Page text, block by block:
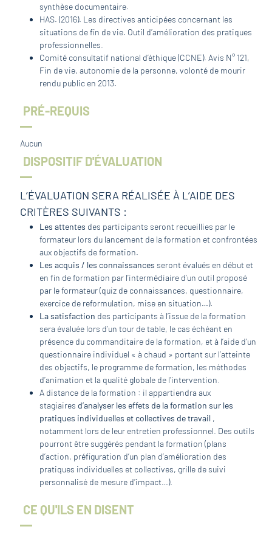
synthèse documentaire.
HAS. (2016). Les directives anticipées concernant les
situations de fin de vie. Outil d’amélioration des pratiques
professionnelles.
Comité consultatif national d’éthique (CCNE). Avis N° 121,
Fin de vie, autonomie de la personne, volonté de mourir
rendu public en 2013.
PRÉ-REQUIS
Aucun
DISPOSITIF D'ÉVALUATION
L’ÉVALUATION SERA RÉALISÉE À L’AIDE DES
CRITÈRES SUIVANTS :
Les attentes des participants seront recueillies par le
formateur lors du lancement de la formation et confrontées
aux objectifs de formation.
Les acquis / les connaissances seront évalués en début et
en fin de formation par l’intermédiaire d’un outil proposé
par le formateur (quiz de connaissances, questionnaire,
exercice de reformulation, mise en situation…).
La satisfaction des participants à l’issue de la formation
sera évaluée lors d’un tour de table, le cas échéant en
présence du commanditaire de la formation, et à l’aide d’un
questionnaire individuel « à chaud » portant sur l’atteinte
des objectifs, le programme de formation, les méthodes
d’animation et la qualité globale de l’intervention.
A distance de la formation : il appartiendra aux
stagiaires d’analyser les effets de la formation sur les
pratiques individuelles et collectives de travail ,
notamment lors de leur entretien professionnel. Des outils
pourront être suggérés pendant la formation (plans
d’action, préfiguration d’un plan d’amélioration des
pratiques individuelles et collectives, grille de suivi
personnalisé de mesure d’impact…).
CE QU'ILS EN DISENT